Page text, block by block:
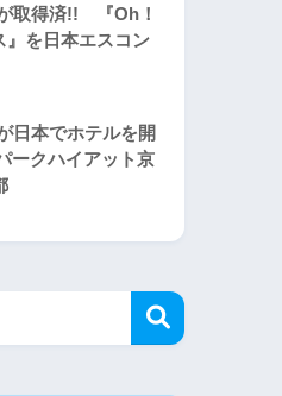
取得済!! 『Oh！
』を日本エスコン
日本でホテルを開
クハイアット京